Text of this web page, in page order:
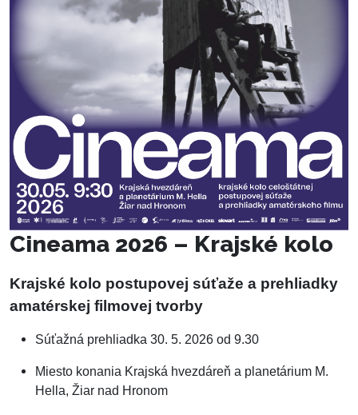
Cineama 2026 – Krajské kolo
Krajské kolo postupovej súťaže a prehliadky
amatérskej filmovej tvorby
Súťažná prehliadka 30. 5. 2026 od 9.30
Miesto konania Krajská hvezdáreň a planetárium M.
Hella, Žiar nad Hronom